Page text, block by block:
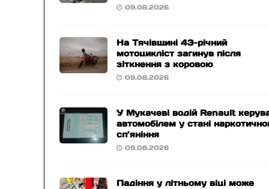
09.08.2026
На Тячівщині 43-річний
мотоцикліст загинув після
зіткнення з коровою
09.08.2026
У Мукачеві водій Renault
автомобілем у стані
сп’яніння
09.08.2026
Падіння у літньому віці може